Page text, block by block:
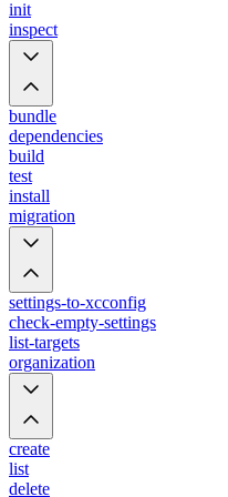
init
inspect
bundle
dependencies
build
test
install
migration
settings-to-xcconfig
check-empty-settings
list-targets
organization
create
list
delete